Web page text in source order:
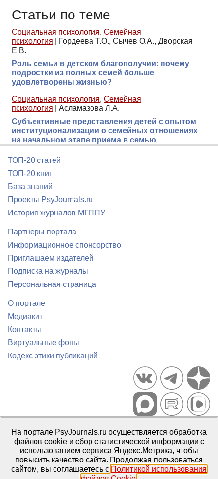
Статьи по теме
Социальная психология, Семейная
психология
Гордеева Т.О., Сычев О.А., Дворская
Е.В.
Роль семьи в детском благополучии: почему
подростки из полных семей больше
удовлетворены жизнью?
Социальная психология, Семейная
психология
Асламазова Л.А.
Субъективные представления детей с опытом
институционализации о семейных отношениях
на начальном этапе приема в семью
ТОП-20 статей
ТОП-20 книг
База знаний
Проекты PsyJournals.ru
История журналов МГППУ
Партнеры портала
Информационное спонсорство
Приглашаем издателей
Подписка на журналы
Персональная страница
О портале
Медиакит
Контакты
Виртуальные фоны
Кодекс этики публикаций
Портал психологических изданий PsyJournals.ru, 2007–2026
Правила использования материалов
Свидетельство регистрации СМИЭл № ФС77-66447 от 14 июля
2016 г.
Издатель: ФГБОУ ВО МГППУ
На портале PsyJournals.ru осуществляется обработка
файлов cookie и сбор статистической информации с
использованием сервиса Яндекс.Метрика, чтобы
повысить качество сайта. Продолжая пользоваться
сайтом, вы соглашаетесь с Политикой использования